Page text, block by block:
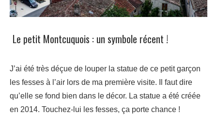
Le petit Montcuquois : un symbole récent !
J’ai été très déçue de louper la statue de ce petit garçon
les fesses à l’air lors de ma première visite. Il faut dire
qu’elle se fond bien dans le décor. La statue a été créée
en 2014. Touchez-lui les fesses, ça porte chance !